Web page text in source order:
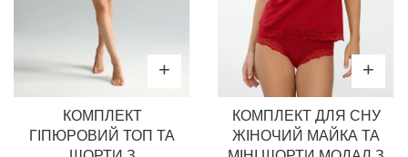
КОМПЛЕКТ
ГІПЮРОВИЙ ТОП ТА
КОМПЛЕКТ ДЛЯ СНУ
ЖІНОЧИЙ МАЙКА ТА